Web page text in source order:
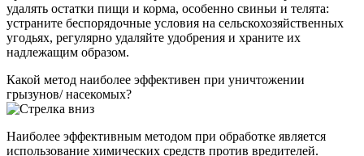
удалять остатки пищи и корма, особенно свиньи и телята:
устраните беспорядочные условия на сельскохозяйственных
угодьях, регулярно удаляйте удобрения и храните их
надлежащим образом.
Какой метод наиболее эффективен при уничтожении
грызунов/ насекомых?
Наиболее эффективным методом при обработке является
использование химических средств против вредителей.